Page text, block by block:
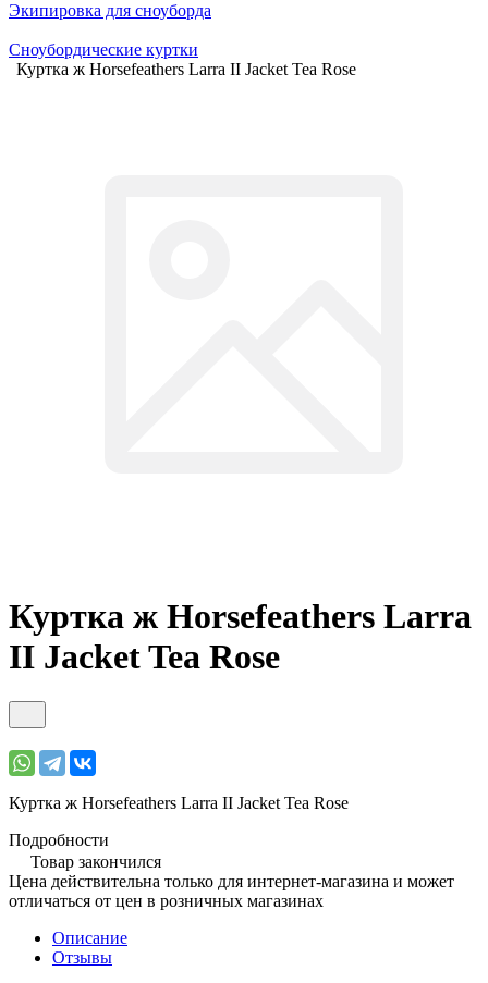
Экипировка для сноуборда
Сноубордические куртки
Куртка ж Horsefeathers Larra II Jacket Tea Rose
Куртка ж Horsefeathers Larra
II Jacket Tea Rose
Куртка ж Horsefeathers Larra II Jacket Tea Rose
Подробности
Товар закончился
Цена действительна только для интернет-магазина и может
отличаться от цен в розничных магазинах
Описание
Отзывы